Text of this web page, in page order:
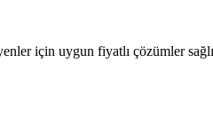
için uygun fiyatlı çözümler